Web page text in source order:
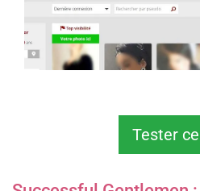
Tester